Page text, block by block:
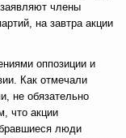
члены
на завтра акции
оппозиции и
Как отмечали
не обязательно
что акции
люди